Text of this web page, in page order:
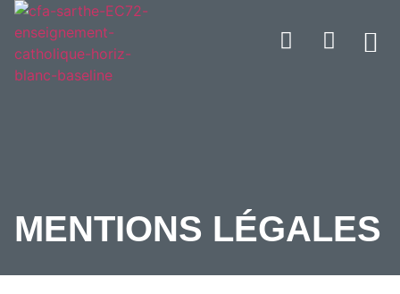
MENTIONS LÉGALES